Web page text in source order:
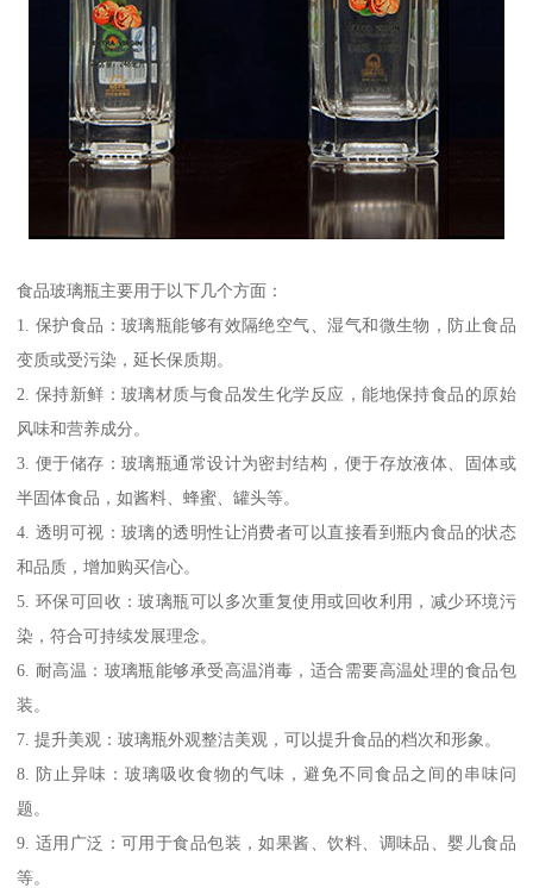
食品玻璃瓶主要用于以下几个方面：
1. 保护食品：玻璃瓶能够有效隔绝空气、湿气和微生物，防止食品
变质或受污染，延长保质期。
2. 保持新鲜：玻璃材质与食品发生化学反应，能地保持食品的原始
风味和营养成分。
3. 便于储存：玻璃瓶通常设计为密封结构，便于存放液体、固体或
半固体食品，如酱料、蜂蜜、罐头等。
4. 透明可视：玻璃的透明性让消费者可以直接看到瓶内食品的状态
和品质，增加购买信心。
5. 环保可回收：玻璃瓶可以多次重复使用或回收利用，减少环境污
染，符合可持续发展理念。
6. 耐高温：玻璃瓶能够承受高温消毒，适合需要高温处理的食品包
装。
7. 提升美观：玻璃瓶外观整洁美观，可以提升食品的档次和形象。
8. 防止异味：玻璃吸收食物的气味，避免不同食品之间的串味问
题。
9. 适用广泛：可用于食品包装，如果酱、饮料、调味品、婴儿食品
等。